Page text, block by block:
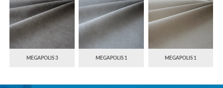
MEGAPOLIS 3 MEGAPOLIS 1 MEGAPOLIS 1